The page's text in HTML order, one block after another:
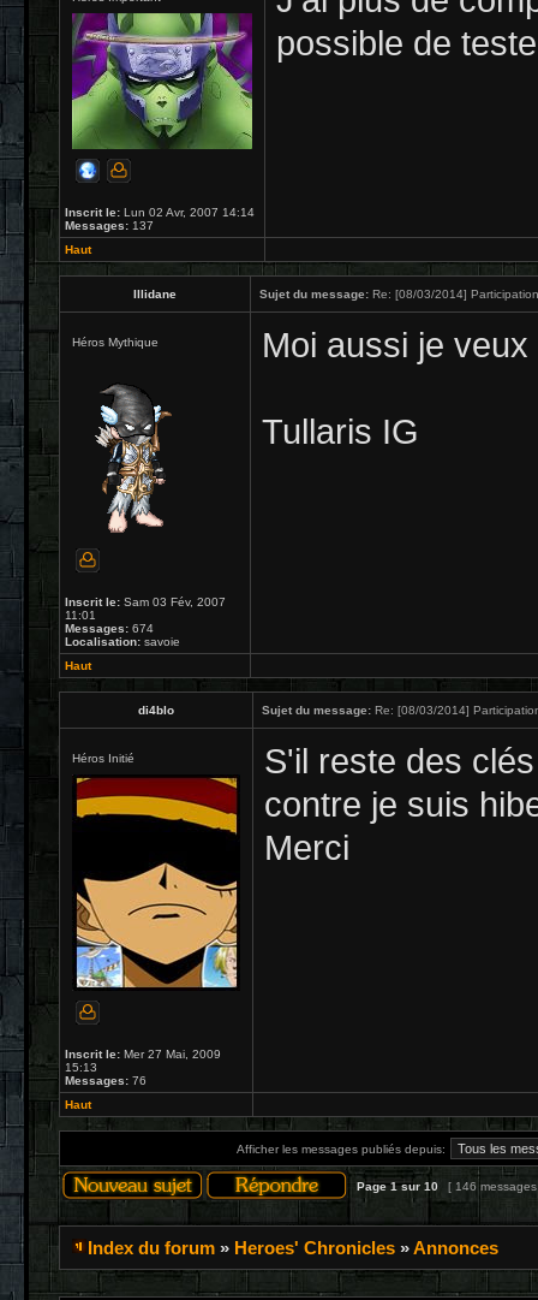
Inscrit le: Lun 02 Avr, 2007 14:14
Messages: 137
possible de
Haut
Illidane Sujet du message: Re: [08/03/2014]
Héros Mythique
Inscrit le: Sam 03 Fév, 2007
11:01
Messages: 674
Localisation: savoie
Moi aussi je
Tullaris IG
Haut
di4blo Sujet du message: Re: [08/03/2014]
Héros Initié
Inscrit le: Mer 27 Mai, 2009
15:13
Messages: 76
S'il reste des
contre je suis
Merci
Haut
Afficher les messages publiés depuis:
Page1sur 10 [ 146
Index du forum » Heroes' Chronicles »Annonces